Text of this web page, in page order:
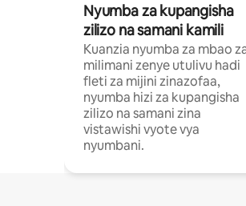
Nyumba za kupangisha
zilizo na samani kamili
Kuanzia nyumba za mbao
milimani zenye utulivu hadi
fleti za mijini zinazofaa,
nyumba hizi za kupangisha
zilizo na samani zina
vistawishi vyote vya
nyumbani.